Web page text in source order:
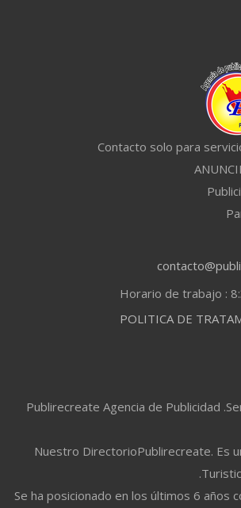
Contacto solo para
POLITICA DE
Publirecreate Agencia de Publicidad
Nuestro DirectorioPublirecreate. Es
Se ha posicionado en los últimos 6 años